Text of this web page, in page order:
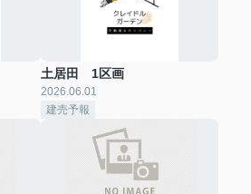
土居田 1区画
2026.06.01
建売予報